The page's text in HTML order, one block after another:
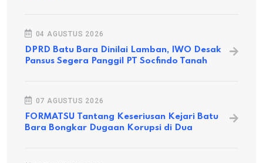
04 AGUSTUS 2026
DPRD Batu Bara Dinilai Lamban, IWO Desak
Pansus Segera Panggil PT Socfindo Tanah
07 AGUSTUS 2026
FORMATSU Tantang Keseriusan Kejari Batu
Bara Bongkar Dugaan Korupsi di Dua